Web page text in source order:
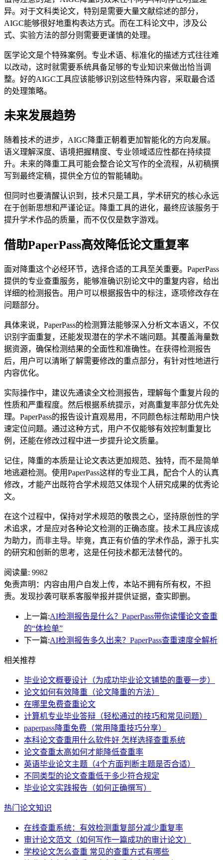
异。对于文科类论文，特别是需要大量文献综述的部分，
AIGC能够很好地重构表达方式。而在工科论文中，涉及公
式、实验方法的部分则需要更谨慎的处理。
医学论文是个特殊案例。专业术语、标准化的描述方式往往难
以改动，这时就需要系统具备足够的专业知识来做出恰当调
整。好的AIGC工具应该能够识别这些特殊内容，采取最合适
的处理策略。
未来发展趋势
随着技术的进步，AIGC降重正朝着更加智能化的方向发展。
语义理解深度、语境把握精度、专业领域适应性都在持续提
升。未来的降重工具可能会整合论文写作的全流程，从初稿撰
写到最终定稿，提供全方位的智能辅助。
但同时也要清醒认识到，技术只是工具，学术研究的核心永远
在于创新思想和严谨论证。降重工具的进化，最终应该服务于
提升学术作品的质量，而不仅仅是数字游戏。
借助PaperPass高效降低论文重复率
面对降重这个必经环节，选择合适的工具至关重要。PaperPass
提供的专业查重服务，能够准确识别论文中的重复内容，给出
详细的检测报告。用户可以根据报告中的标注，逐项修改存在
问题部分。
具体来说，PaperPass的检测算法能够深入分析文本语义，不仅
识别字面重复，还能发现潜在的学术不端问题。其覆盖海量数
据资源，确保检测结果的全面性和准确性。在获得检测报告
后，用户可以清晰了解需要修改的重点部分，有针对性地进行
内容优化。
实际操作中，建议先通读全文检测报告，理解每个重复片段的
性质和严重程度。然后根据系统提示，对高重复率部分优先处
理。PaperPass的报告设计直观易用，不同颜色标注帮助用户快
速定位问题。通过这种方式，用户不仅能够有效控制重复比
例，还能在修改过程中进一步提升论文质量。
记住，降重的本质是让论文表达更加规范、独特，而不是简单
地逃避检测。使用PaperPass这样的专业工具，配合个人的认真
修改，才能产出既符合学术规范又体现个人研究成果的优秀论
文。
在这个过程中，保持对学术规范的敬畏之心，坚持原创性的学
术追求，才是应对各种论文检测的正确态度。技术工具应该成
为助力，而非主导。毕竟，真正有价值的学术作品，源于扎实
的研究和创新的思考，这是任何技术都无法替代的。
阅读量: 9982
免责声明：内容由用户自发上传，本站不拥有所有权，不担
责。发现抄袭可联系客服举报并提供证据，查实即删。
上一篇:AI检测报告是什么？PaperPass带你读懂论文查重
的“体检单”
下一篇:AI检测报告多久出来？PaperPass查重速度全解析
相关推荐
毕业论文概要设计（为成功毕业论文铺垫的重要一步）
论文如何有效降重（论文降重的方法）
在哪里免费查重论文
计算机专业毕业答辩（轻松通过的技巧和常见问题）
paperpass降重免费（常用降重技巧分享）
本科论文查重用什么软件好 怎样选择查重系统
论文查重太高如何才能降低查重率
英语毕业论文主题（4个方面判断主题是否合适）
不同类型的论文查重低于多少符合规定
毕业论文实践报告（如何正确撰写）
热门论文知识
在线查重系统：有效检测重复部分减少重复率
审计论文范文（如何写作一篇成功的审计论文）
学校论文怎么查重 常见的查重方式有哪些